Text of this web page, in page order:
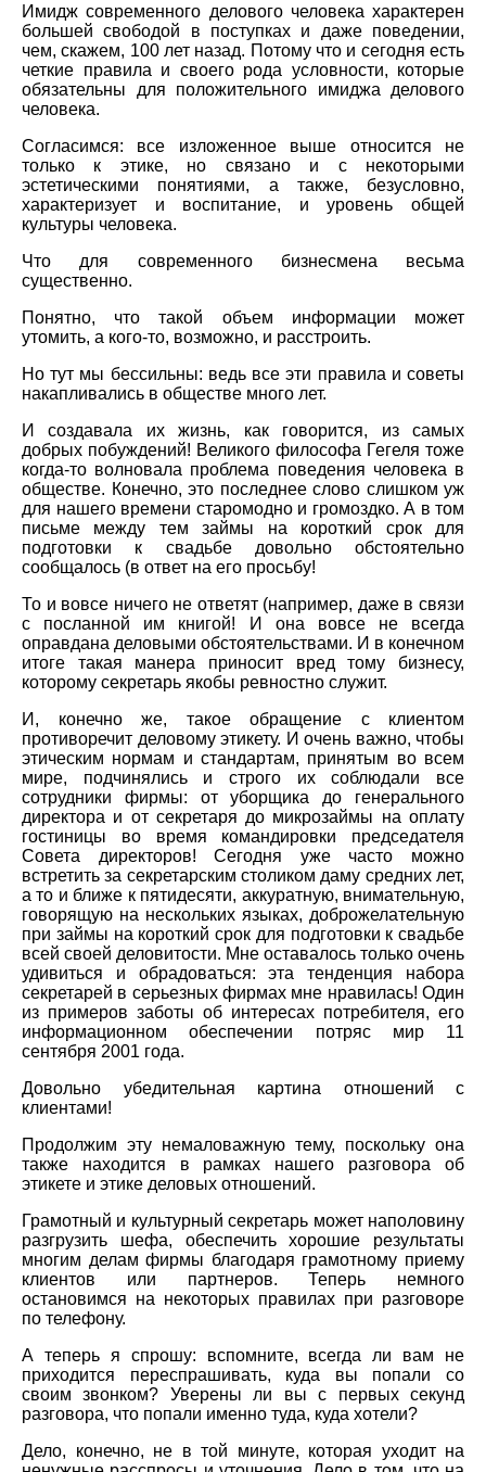
Имидж современного делового человека характерен
большей свободой в поступках и даже поведении,
чем, скажем, 100 лет назад. Потому что и сегодня есть
четкие правила и своего рода условности, которые
обязательны для положительного имиджа делового
человека.
Согласимся: все изложенное выше относится не
только к этике, но связано и с некоторыми
эстетическими понятиями, а также, безусловно,
характеризует и воспитание, и уровень общей
культуры человека.
Что для современного бизнесмена весьма
существенно.
Понятно, что такой объем информации может
утомить, а кого-то, возможно, и расстроить.
Но тут мы бессильны: ведь все эти правила и советы
накапливались в обществе много лет.
И создавала их жизнь, как говорится, из самых
добрых побуждений! Великого философа Гегеля тоже
когда-то волновала проблема поведения человека в
обществе. Конечно, это последнее слово слишком уж
для нашего времени старомодно и громоздко. А в том
письме между тем займы на короткий срок для
подготовки к свадьбе довольно обстоятельно
сообщалось (в ответ на его просьбу!
То и вовсе ничего не ответят (например, даже в связи
с посланной им книгой! И она вовсе не всегда
оправдана деловыми обстоятельствами. И в конечном
итоге такая манера приносит вред тому бизнесу,
которому секретарь якобы ревностно служит.
И, конечно же, такое обращение с клиентом
противоречит деловому этикету. И очень важно, чтобы
этическим нормам и стандартам, принятым во всем
мире, подчинялись и строго их соблюдали все
сотрудники фирмы: от уборщика до генерального
директора и от секретаря до микрозаймы на оплату
гостиницы во время командировки председателя
Совета директоров! Сегодня уже часто можно
встретить за секретарским столиком даму средних лет,
а то и ближе к пятидесяти, аккуратную, внимательную,
говорящую на нескольких языках, доброжелательную
при займы на короткий срок для подготовки к свадьбе
всей своей деловитости. Мне оставалось только очень
удивиться и обрадоваться: эта тенденция набора
секретарей в серьезных фирмах мне нравилась! Один
из примеров заботы об интересах потребителя, его
информационном обеспечении потряс мир 11
сентября 2001 года.
Довольно убедительная картина отношений с
клиентами!
Продолжим эту немаловажную тему, поскольку она
также находится в рамках нашего разговора об
этикете и этике деловых отношений.
Грамотный и культурный секретарь может наполовину
разгрузить шефа, обеспечить хорошие результаты
многим делам фирмы благодаря грамотному приему
клиентов или партнеров. Теперь немного
остановимся на некоторых правилах при разговоре
по телефону.
А теперь я спрошу: вспомните, всегда ли вам не
приходится переспрашивать, куда вы попали со
своим звонком? Уверены ли вы с первых секунд
разговора, что попали именно туда, куда хотели?
Дело, конечно, не в той минуте, которая уходит на